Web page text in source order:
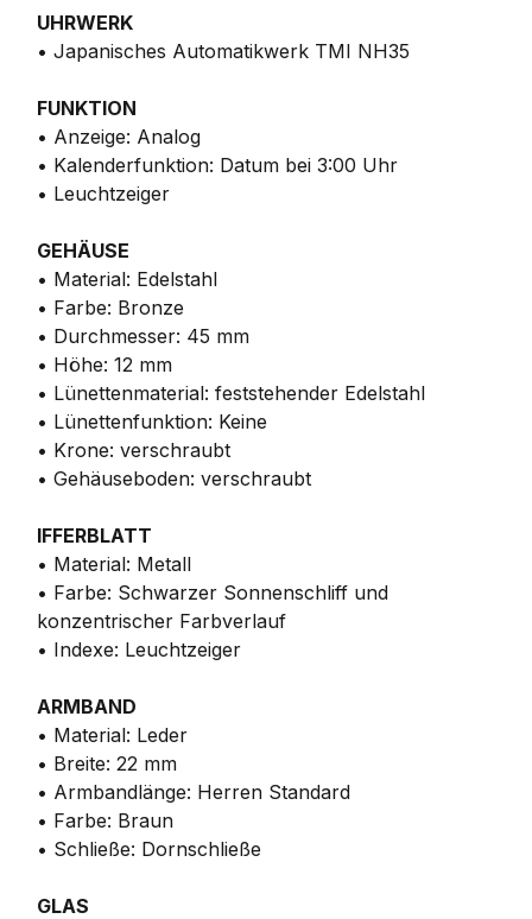
UHRWERK
• Japanisches Automatikwerk TMI NH35
FUNKTION
• Anzeige: Analog
• Kalenderfunktion: Datum bei 3:00 Uhr
• Leuchtzeiger
GEHÄUSE
• Material: Edelstahl
• Farbe: Bronze
• Durchmesser: 45 mm
• Höhe: 12 mm
• Lünettenmaterial: feststehender Edelstahl
• Lünettenfunktion: Keine
• Krone: verschraubt
• Gehäuseboden: verschraubt
IFFERBLATT
• Material: Metall
• Farbe: Schwarzer Sonnenschliff und
konzentrischer Farbverlauf
• Indexe: Leuchtzeiger
ARMBAND
• Material: Leder
• Breite: 22 mm
• Armbandlänge: Herren Standard
• Farbe: Braun
• Schließe: Dornschließe
GLAS